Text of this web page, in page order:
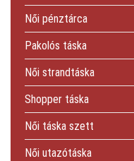
Női pénztárca
Pakolós táska
Női strandtáska
Shopper táska
Női táska szett
Női utazótáska